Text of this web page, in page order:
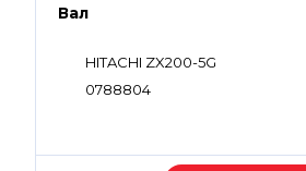
Вал
HITACHI ZX200-5G
0788804